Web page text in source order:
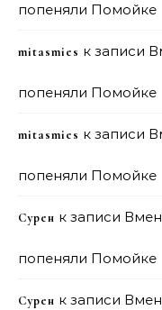
попеняли Помойке
mitasmies к записи
попеняли Помойке
mitasmies к записи
попеняли Помойке
Сурен к записи
попеняли Помойке
Сурен к записи